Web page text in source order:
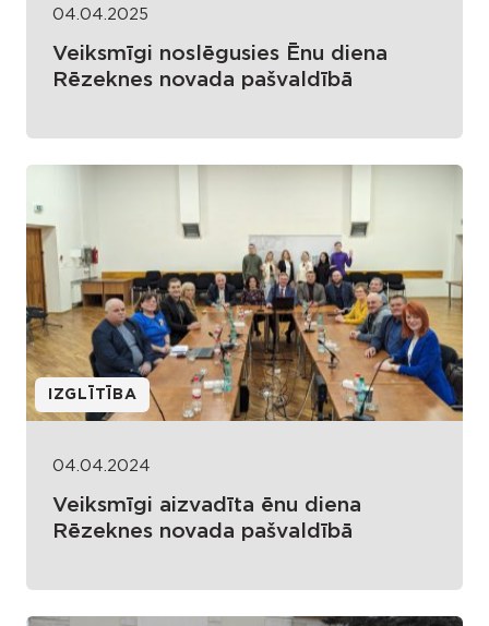
04.04.2025
Veiksmīgi noslēgusies Ēnu diena
Rēzeknes novada pašvaldībā
IZGLĪTĪBA
04.04.2024
Veiksmīgi aizvadīta ēnu diena
Rēzeknes novada pašvaldībā